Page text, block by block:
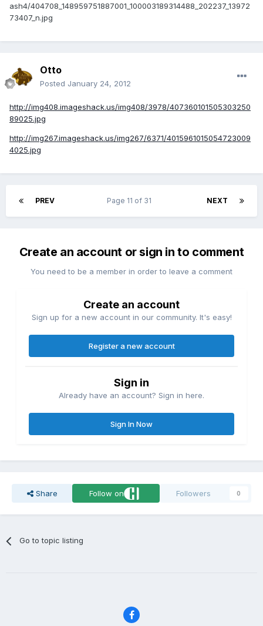
ash4/404708_148959751887001_100003189314488_202237_13972
73407_n.jpg
Otto
Posted January 24, 2012
http://img408.imageshack.us/img408/3978/407360101505303250
89025.jpg
http://img267.imageshack.us/img267/6371/4015961015054723009
4025.jpg
PREV NEXT
Page 11 of 31
Create an account or sign in to comment
You need to be a member in order to leave a comment
Create an account
Sign up for a new account in our community. It's easy!
Register a new account
Sign in
Already have an account? Sign in here.
Sign In Now
Share Follow on Followers 0
Go to topic listing